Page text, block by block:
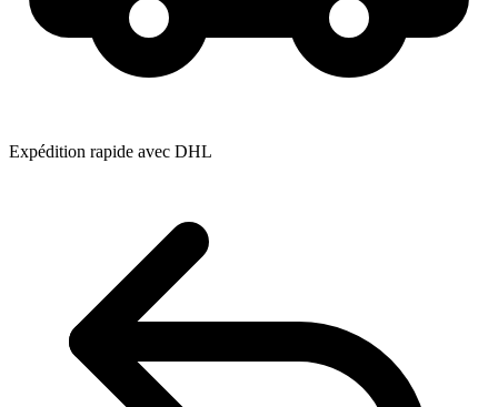
Expédition rapide avec DHL